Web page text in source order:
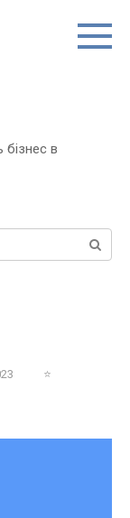
бізнес в
⭐